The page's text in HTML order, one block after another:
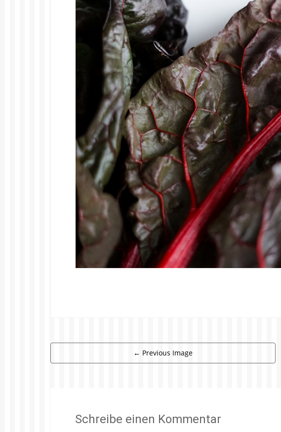
← Previous Image
Schreibe einen Kommentar